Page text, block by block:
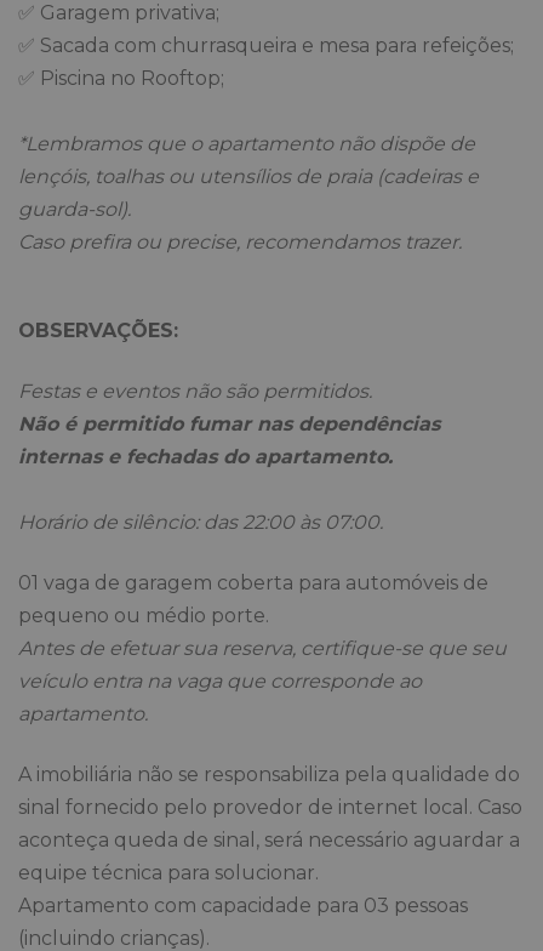
✅ Garagem privativa;
✅ Sacada com churrasqueira e mesa para refeições;
✅ Piscina no Rooftop;
*Lembramos que o apartamento não dispõe de
lençóis, toalhas ou utensílios de praia (cadeiras e
guarda-sol).
Caso prefira ou precise, recomendamos trazer.
OBSERVAÇÕES:
Festas e eventos não são permitidos.
Não é permitido fumar nas dependências
internas e fechadas do apartamento.
Horário de silêncio: das 22:00 às 07:00.
01 vaga de garagem coberta para automóveis de
pequeno ou médio porte.
Antes de efetuar sua reserva, certifique-se que seu
veículo entra na vaga que corresponde ao
apartamento.
A imobiliária não se responsabiliza pela qualidade do
sinal fornecido pelo provedor de internet local. Caso
aconteça queda de sinal, será necessário aguardar a
equipe técnica para solucionar.
Apartamento com capacidade para 03 pessoas
(incluindo crianças).